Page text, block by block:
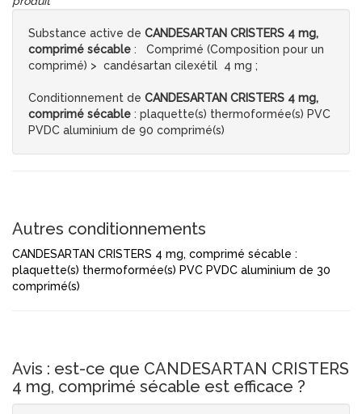
Substance active de CANDESARTAN CRISTERS 4 mg,
comprimé sécable : Comprimé (Composition pour un
comprimé) > candésartan cilexétil 4 mg ;
Conditionnement de CANDESARTAN CRISTERS 4 mg,
comprimé sécable : plaquette(s) thermoformée(s) PVC
PVDC aluminium de 90 comprimé(s)
Autres conditionnements
CANDESARTAN CRISTERS 4 mg, comprimé sécable :
plaquette(s) thermoformée(s) PVC PVDC aluminium de 30
comprimé(s)
Avis : est-ce que CANDESARTAN CRISTERS
4 mg, comprimé sécable est efficace ?